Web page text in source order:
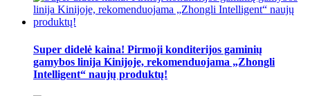
Super didelė kaina! Pirmoji konditerijos gaminių
gamybos linija Kinijoje, rekomenduojama „Zhongli
Intelligent“ naujų produktų!